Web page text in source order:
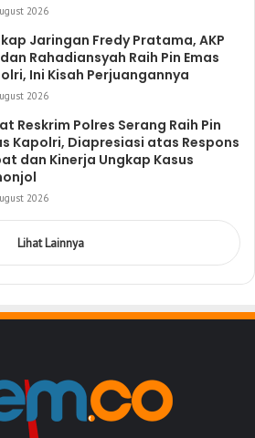
2026
Jaringan Fredy Pratama, AKP
Rahadiansyah Raih Pin Emas
Ini Kisah Perjuangannya
2026
Reskrim Polres Serang Raih Pin
Kapolri, Diapresiasi atas Respons
dan Kinerja Ungkap Kasus
2026
Lihat Lainnya